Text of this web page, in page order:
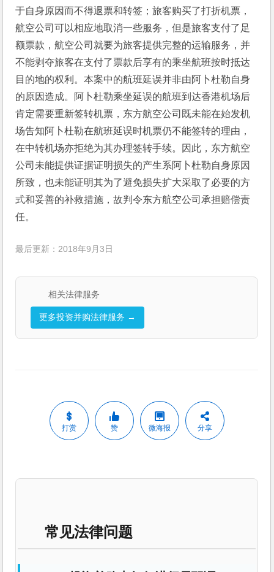
于自身原因而不得退票和转签；旅客购买了打折机票，
航空公司可以相应地取消一些服务，但是旅客支付了足
额票款，航空公司就要为旅客提供完整的运输服务，并
不能剥夺旅客在支付了票款后享有的乘坐航班按时抵达
目的地的权利。本案中的航班延误并非由阿卜杜勒自身
的原因造成。阿卜杜勒乘坐延误的航班到达香港机场后
肯定需要重新签转机票，东方航空公司既未能在始发机
场告知阿卜杜勒在航班延误时机票仍不能签转的理由，
在中转机场亦拒绝为其办理签转手续。因此，东方航空
公司未能提供证据证明损失的产生系阿卜杜勒自身原因
所致，也未能证明其为了避免损失扩大采取了必要的方
式和妥善的补救措施，故判令东方航空公司承担赔偿责
任。
最后更新：2018年9月3日
相关法律服务
更多投资并购法律服务 →
打赏 赞 微海报 分享
常见法律问题